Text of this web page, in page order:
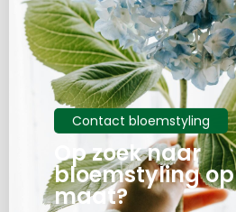
Contact bloemstyling
Op zoek naar
bloemstyling op
maat?